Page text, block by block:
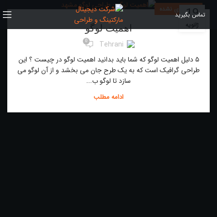
تماس بگیرید
19
ژانویه
دسته‌بندی نشده
اهمیت لوگو
Tehrani
0
۵ دلیل اهمیت لوگو که شما باید بدانید اهمیت لوگو در چیست ؟ این
طراحی گرافیک است که به یک طرح جان می بخشد و از آن لوگو می
سازد تا لوگو ب...
ادامه مطلب